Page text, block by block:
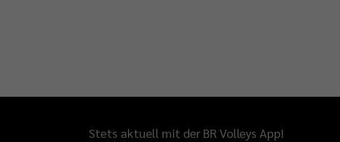
Stets aktuell mit der BR Volleys App!